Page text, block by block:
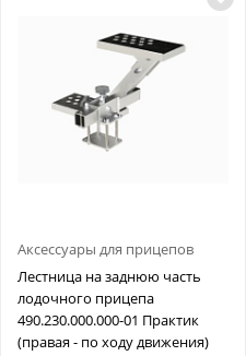
Аксессуары для прицепов
Лестница на заднюю часть
лодочного прицепа
490.230.000.000-01 Практик
(правая - по ходу движения)